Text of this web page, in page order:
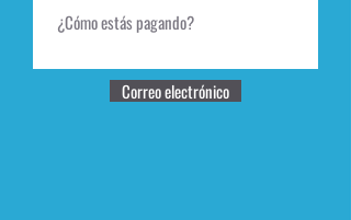
Correo electrónico